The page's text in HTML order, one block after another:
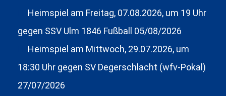
Heimspiel am Freitag, 07.08.2026, um 19 Uhr
gegen SSV Ulm 1846 Fußball
05/08/2026
Heimspiel am Mittwoch, 29.07.2026, um
18:30 Uhr gegen SV Degerschlacht (wfv-Pokal)
27/07/2026